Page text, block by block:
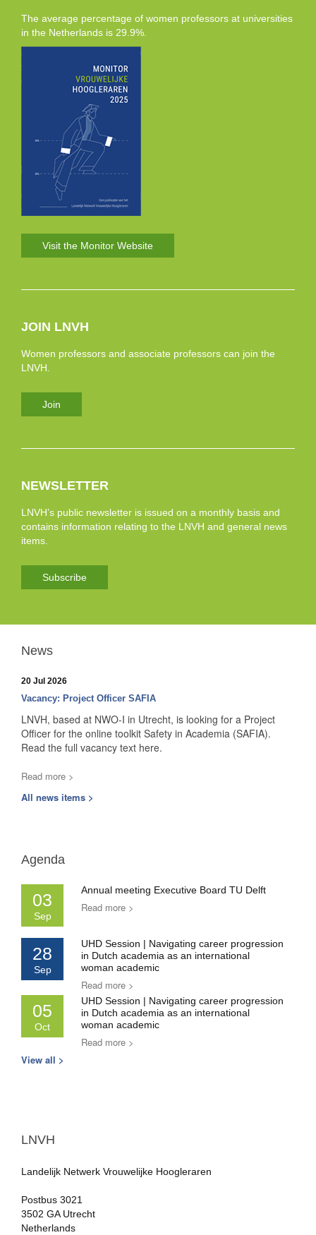
The average percentage of women professors at universities
in the Netherlands is 29.9%.
Visit the Monitor Website
JOIN LNVH
Women professors and associate professors can join the
LNVH.
Join
NEWSLETTER
LNVH’s public newsletter is issued on a monthly basis and
contains information relating to the LNVH and general news
items.
Subscribe
News
20 Jul 2026
Vacancy: Project Officer SAFIA
LNVH, based at NWO-I in Utrecht, is looking for a Project
Officer for the online toolkit Safety in Academia (SAFIA).
Read the full vacancy text here.
Read more >
All news items >
Agenda
03
Sep
Annual meeting Executive Board TU Delft
Read more >
28
Sep
UHD Session | Navigating career progression
in Dutch academia as an international
woman academic
Read more >
05
Oct
UHD Session | Navigating career progression
in Dutch academia as an international
woman academic
Read more >
View all >
LNVH
Landelijk Netwerk Vrouwelijke Hoogleraren
Postbus 3021
3502 GA Utrecht
Netherlands